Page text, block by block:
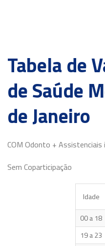
Tabela de
de Saúde
de Janeiro
COM Odonto + Assistenciais
Sem Coparticipação
Idade
00 a 18
19 a 23